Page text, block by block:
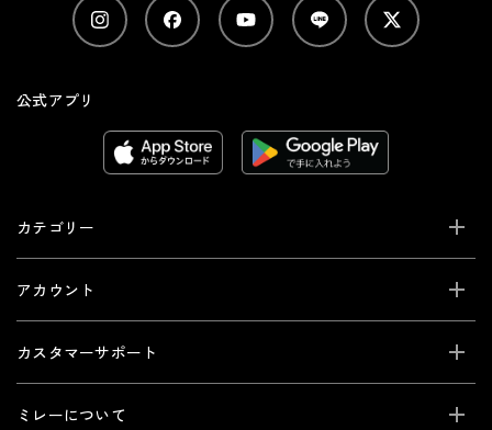
公式アプリ
カテゴリー
アカウント
カスタマーサポート
ミレーについて